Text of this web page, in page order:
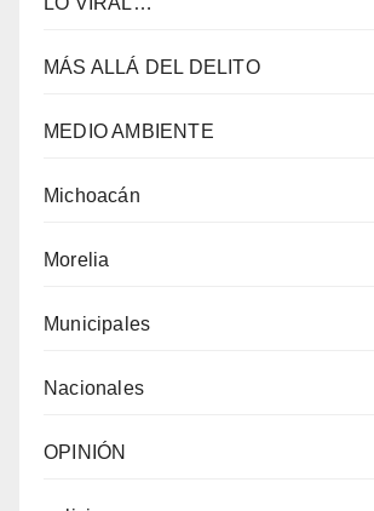
MÁS ALLÁ DEL DELITO
MEDIO AMBIENTE
Michoacán
Morelia
Municipales
Nacionales
OPINIÓN